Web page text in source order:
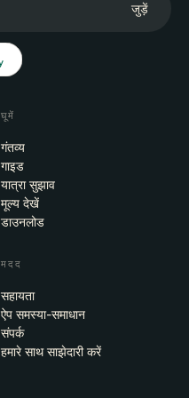
जुड़ें
घूमें
गंतव्य
गाइड
यात्रा सुझाव
मूल्य देखें
डाउनलोड
मदद
सहायता
ऐप समस्या-समाधान
संपर्क
हमारे साथ साझेदारी करें